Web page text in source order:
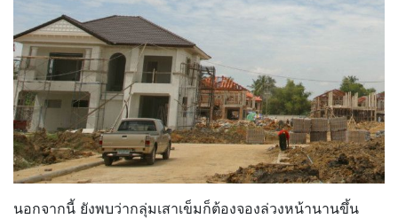
นอกจากนี้ ยังพบว่ากลุ่มเสาเข็มก็ต้องจองล่วงหน้านานขึ้น